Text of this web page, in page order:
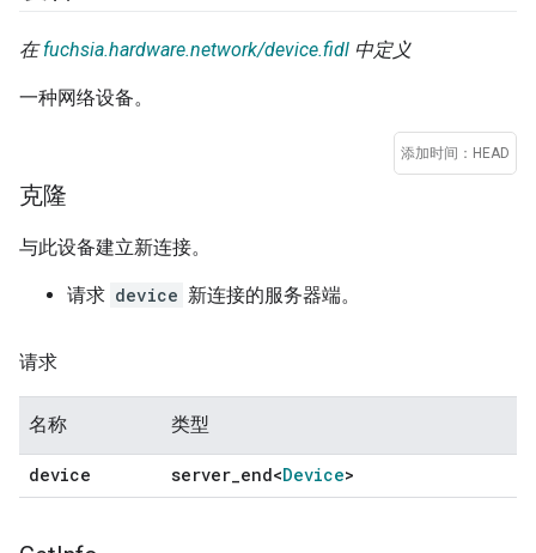
在fuchsia.hardware.network/device.fidl 中定义
一种网络设备。
添加时间：HEAD
克隆
与此设备建立新连接。
请求 device 新连接的服务器端。
请求
名称 类型
device server end<Device>